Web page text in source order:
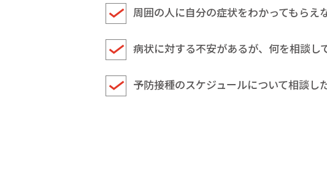
周囲の人に自分の症状をわかってもらえ
病状に対する不安があるが、何を相談し
予防接種のスケジュールについて相談し